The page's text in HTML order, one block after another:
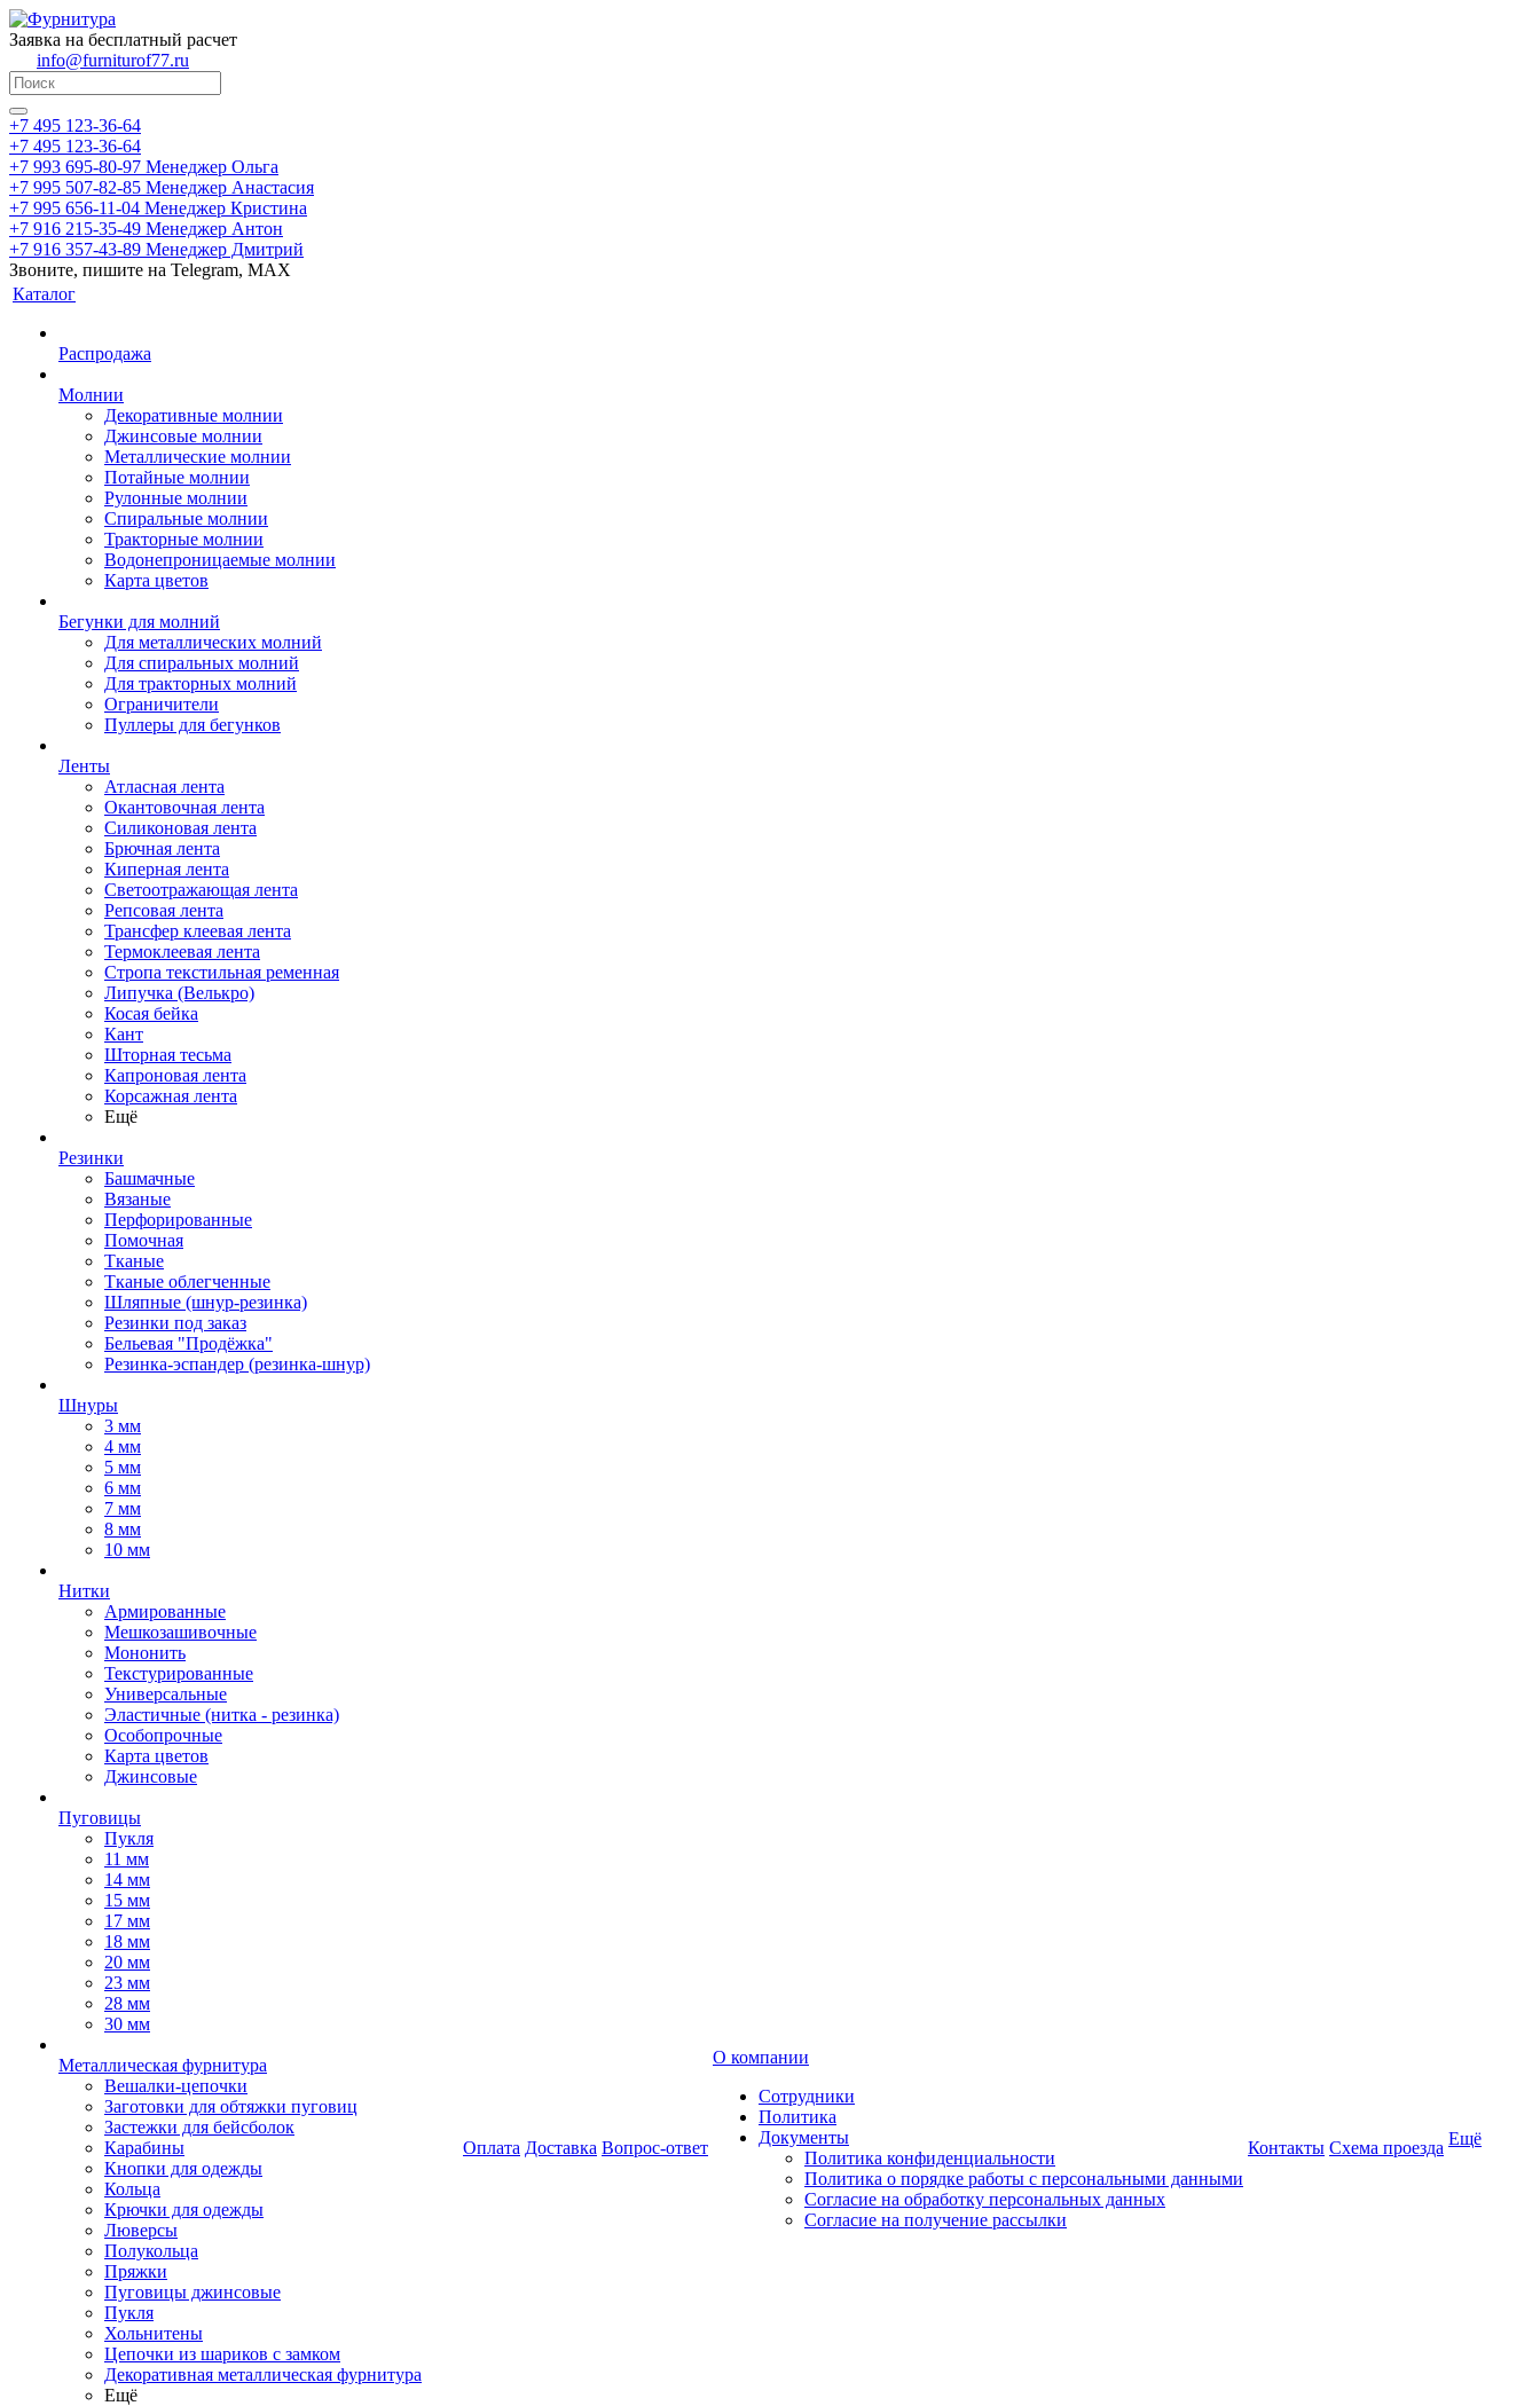
Заявка на бесплатный расчет
info@furniturof77.ru
+7 495 123-36-64
+7 495 123-36-64
+7 993 695-80-97 Менеджер Ольга
+7 995 507-82-85 Менеджер Анастасия
+7 995 656-11-04 Менеджер Кристина
+7 916 215-35-49 Менеджер Антон
+7 916 357-43-89 Менеджер Дмитрий
Звоните, пишите на Telegram, MAX
Каталог
Распродажа
Молнии
Декоративные молнии
Джинсовые молнии
Металлические молнии
Потайные молнии
Рулонные молнии
Спиральные молнии
Тракторные молнии
Водонепроницаемые молнии
Карта цветов
Бегунки для молний
Для металлических молний
Для спиральных молний
Для тракторных молний
Ограничители
Пуллеры для бегунков
Ленты
Атласная лента
Окантовочная лента
Силиконовая лента
Брючная лента
Киперная лента
Светоотражающая лента
Репсовая лента
Трансфер клеевая лента
Термоклеевая лента
Стропа текстильная ременная
Липучка (Велькро)
Косая бейка
Кант
Шторная тесьма
Капроновая лента
Корсажная лента
Ещё
Резинки
Башмачные
Вязаные
Перфорированные
Помочная
Тканые
Тканые облегченные
Шляпные (шнур-резинка)
Резинки под заказ
Бельевая "Продёжка"
Резинка-эспандер (резинка-шнур)
Шнуры
3 мм
4 мм
5 мм
6 мм
7 мм
8 мм
10 мм
Нитки
Армированные
Мешкозашивочные
Мононить
Текстурированные
Универсальные
Эластичные (нитка - резинка)
Особопрочные
Карта цветов
Джинсовые
Пуговицы
Пукля
11 мм
14 мм
15 мм
17 мм
18 мм
20 мм
23 мм
28 мм
30 мм
Металлическая фурнитура
Вешалки-цепочки
Заготовки для обтяжки пуговиц
Застежки для бейсболок
Карабины
Кнопки для одежды
Кольца
Крючки для одежды
Люверсы
Полукольца
Пряжки
Пуговицы джинсовые
Пукля
Хольнитены
Цепочки из шариков с замком
Декоративная металлическая фурнитура
Ещё
Оплата Доставка Вопрос-ответ
О компании
Сотрудники
Политика
Документы
Политика конфиденциальности
Политика о порядке работы с персональными данными
Согласие на обработку персональных данных
Согласие на получение рассылки
Контакты Схема проезда Ещё